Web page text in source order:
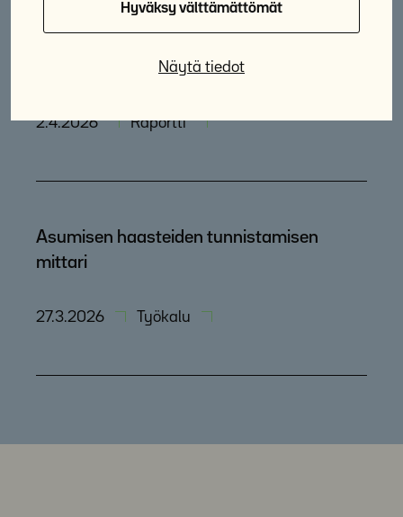
Hyväksy välttämättömät
Näytä tiedot
köyhyyden vähentämi­sessä
2.4.2026 Raportti
Asumisen haasteiden tunnistamisen
mittari
27.3.2026 Työkalu